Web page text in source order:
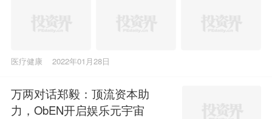
医疗健康 2022年01月28日
万两对话郑毅：顶流资本助
力，ObEN开启娱乐元宇宙